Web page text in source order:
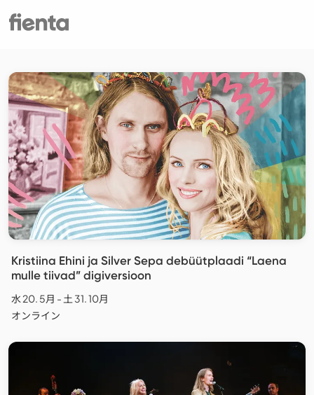
Kristiina Ehini ja Silver Sepa debüütplaadi “Laena
mulle tiivad” digiversioon
水 20. 5月 - 土 31. 10月
オンライン